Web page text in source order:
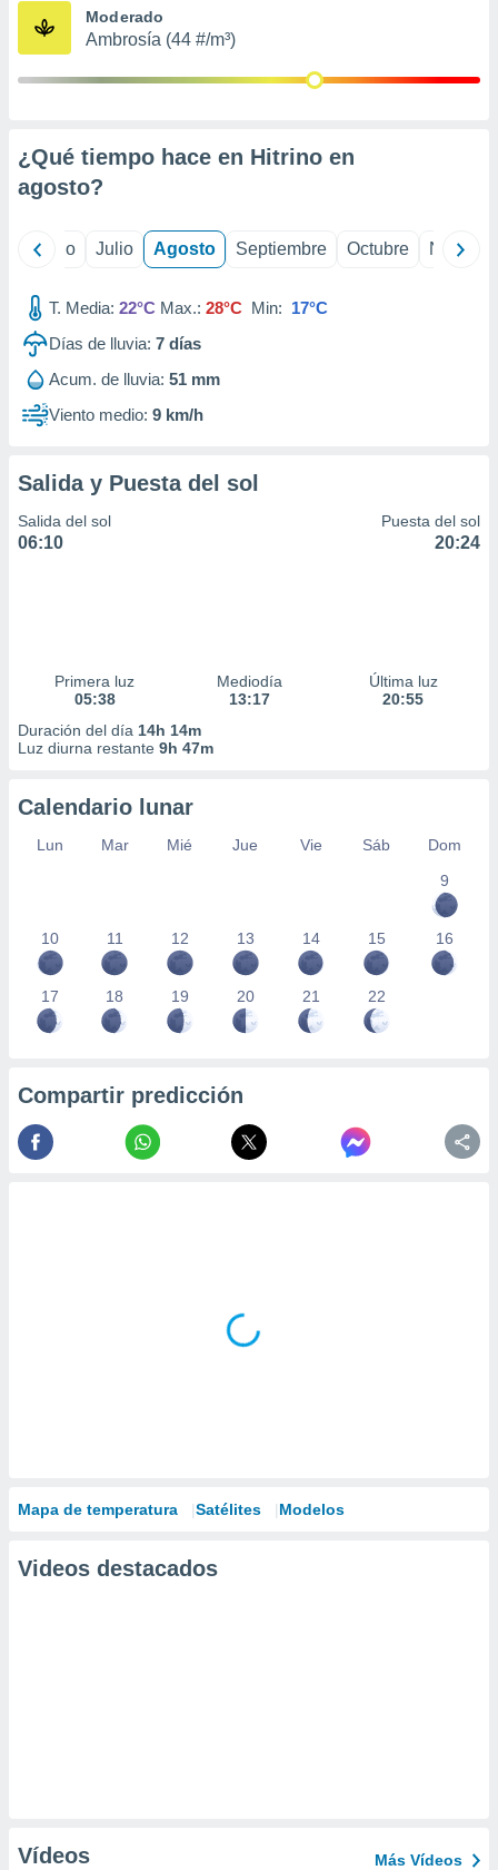
publicidad
1199
Moderado
Ambrosía (44 #/m³)
¿Qué tiempo hace en Hitrino en
agosto?
Junio Julio Agosto Septiembre Octubre
T. Media: 22°C Max.: 28°C Min: 17°C
Días de lluvia: 7 días
Acum. de lluvia: 51 mm
Viento medio: 9 km/h
Salida y Puesta del sol
Salida del sol
06:10
Puesta del sol
20:24
Primera luz
05:38
Mediodía
13:17
Última luz
20:55
Duración del día 14h 14m
Luz diurna restante 9h 47m
Calendario lunar
Lun Mar Mié Jue Vie Sáb
Dom
9
10 11 12 13 14 15 16
17 18 19 20 21 22
Compartir predicción
Mapa de temperatura Satélites Modelos
Videos destacados
Vídeos Más Vídeos